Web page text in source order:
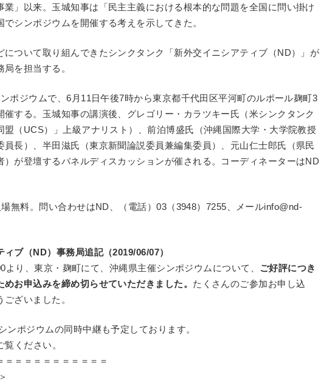
業」以来。玉城知事は「民主主義における根本的な問題を全国に問い掛け
シンポジウムを開催する考えを示してきた。
について取り組んできたシンクタンク「新外交イニシアティブ（ND）」が
を担当する。
ポジウムで、6月11日午後7時から東京都千代田区平河町のルポール麹町3
催する。玉城知事の講演後、グレゴリー・カラツキー氏（米シンクタンク
盟（UCS）」上級アナリスト）、前泊博盛氏（沖縄国際大学・大学院教授
員長）、半田滋氏（東京新聞論説委員兼編集委員）、元山仁士郎氏（県民
）が登壇するパネルディスカッションが催される。コーディネーターはND
無料。問い合わせはND、（電話）03（3948）7255、メールinfo@nd-
ブ（ND）事務局追記（2019/06/07）
より、東京・麹町にて、沖縄県主催シンポジウムについて、 ご好評につき
めお申込みを締め切らせていただきました。 たくさんのご参加お申し込
ざいました。
ンポジウムの同時中継も予定しております。
ください。
＝＝＝＝＝＝＝＝＝＝＝